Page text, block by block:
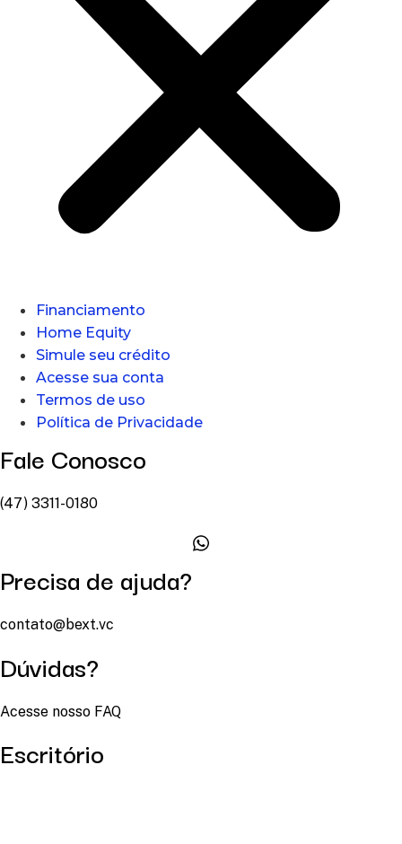
Financiamento
Home Equity
Simule seu crédito
Acesse sua conta
Termos de uso
Política de Privacidade
Fale Conosco
(47) 3311-0180
Precisa de ajuda?
contato@bext.vc
Dúvidas?
Acesse nosso FAQ
Escritório